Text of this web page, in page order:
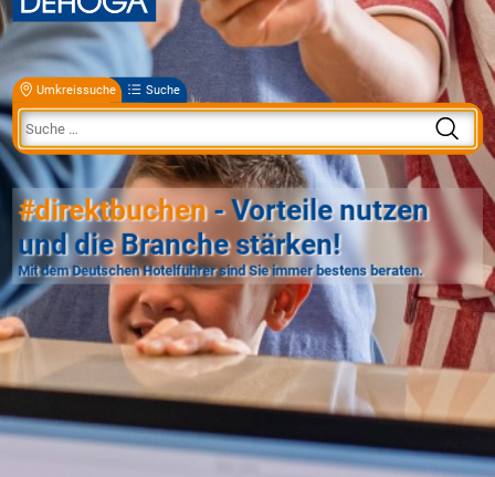
Umkreissuche Suche
#direktbuchen- Vorteile nutzen
und die Branche stärken!
Mit dem Deutschen Hotelführer sind Sie immer bestens beraten.